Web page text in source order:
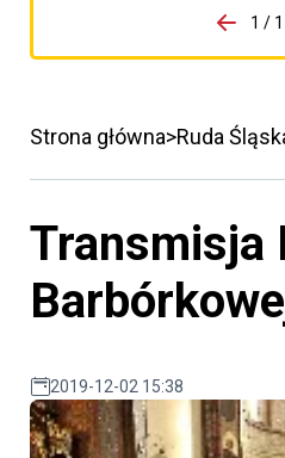
porzpedniego komunikatu
1 / 1
Strona główna Ruda
Transmisja
2019-12-02 15:38